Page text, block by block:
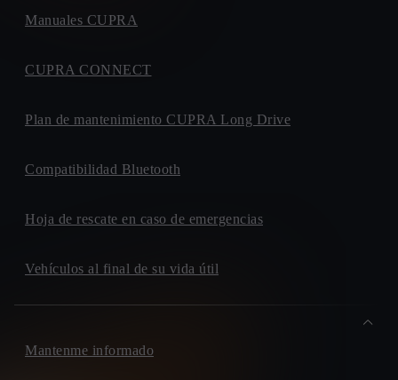
Manuales CUPRA
CUPRA CONNECT
Plan de mantenimiento CUPRA Long Drive
Compatibilidad Bluetooth
Hoja de rescate en caso de emergencias
Vehículos al final de su vida útil
Mantenme informado